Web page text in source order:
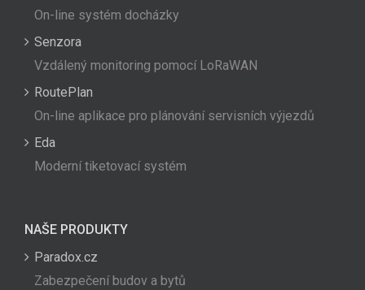
On-line systém docházky
Senzora
Vzdálený monitoring pomocí LoRaWAN
RoutePlan
On-line aplikace pro plánování servisních výjezdů
Eda
Moderní tiketovací systém
NAŠE PRODUKTY
Paradox.cz
Zabezpečení budov a bytů